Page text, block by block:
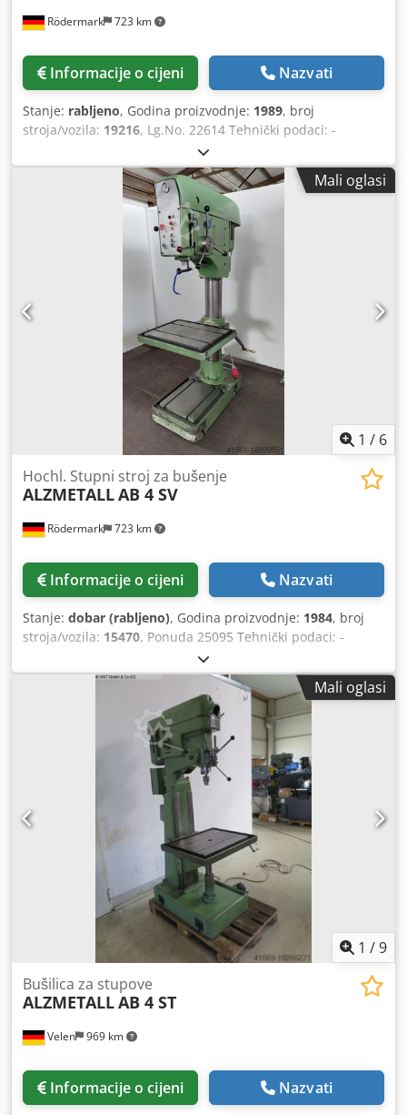
Rödermark 723 km
Informacije o cijeni Nazvati
Stanje: rabljeno, Godina proizvodnje: 1989, broj
stroja/vozila: 19216, Lg.No. 22614 Tehnički podaci: -
Izvedba bušenja u čeliku ST 60 40 mm - Kapacitet bušenja
u čeliku ST 60 50 mm - Držač bušilice MK 4 - Hod vretena
bušilice 180 mm - Broj okretaja vretena za bušenje
beskonačno podesiv s kontra zupčanikom - Razina 1 60 -
210 o/min - Razina 2 210 - 765 o/min Cjdpfxet Etiys Ag Dorf
- Izbočina 330 mm - 3 dodavanja 0,1 - 0,2 - 0,3 o/min - Stol
sa 2 T-utora 720 x 360 mm - Visina stola podesiva pomoću
nosača s ručkom - Maksimalna udaljenost stola za bušenje
cca 780 mm - Maks. razmak između obrađene osnovne
ploče i vretena za bušenje cca - Uređaj za rashladno
sredstvo - Rasvjeta - Pogon 400 V / 4 kW - Potreban prostor
cca 720 x V 2050 x D 1150 mm - Težina cca 500 kg
Mali oglasi
1 / 6
Rödermark 723 km
Hochl. Stupni stroj za bušenje
ALZMETALLAB 4 SV
Informacije o cijeni Nazvati
Stanje: dobar (rabljeno), Godina proizvodnje: 1984, broj
stroja/vozila: 15470, Ponuda 25095 Tehnički podaci: -
Kapacitet bušenja u čeliku ST 60 40 mm - Kapacitet
bušenja u čeliku ST 60 50 mm - Držač bušilice MK 4 - Hod
vretena bušilice 180 mm - Brzine vretena bušilice
kontinuirano podesive zupčanikom - Razina 1 50 - 175
o/min - Razina 2 175 - 640 o/min - Izbočina 330 mm - 3
dodavanja 0,1 - 0,2 - 0,3 o/min - Stol sa 2 T-utora 720 x 360
mm - Visina stola podesiva pomoću nosača i ručne poluge -
max. udaljenost stol – bušaće vreteno cca. 780 mm
Crjdpjwd Ii Uofx Ag Djf - Maks. razmak između obrađene
osnovne ploče i bušaćeg vretena cca. 1250 mm - Sustav
rashladnog sredstva - Rasvjeta - Pogon 400 V / 4 kW -
Potreban prostor cca. Š 720 x V 2050 x D 1150 mm - Težina
Mali oglasi
1 /9
Velen 969 km
Bušilica za stupove
ALZMETALLAB 4 ST
Informacije o cijeni Nazvati